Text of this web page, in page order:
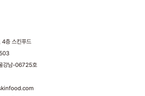
4층 스킨푸드
강남-06725호